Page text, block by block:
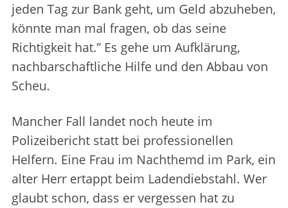
jeden Tag zur Bank geht, um Geld abzuheben,
könnte man mal fragen, ob das seine
Richtigkeit hat.” Es gehe um Aufklärung,
nachbarschaftliche Hilfe und den Abbau von
Scheu.
Mancher Fall landet noch heute im
Polizeibericht statt bei professionellen
Helfern. Eine Frau im Nachthemd im Park, ein
alter Herr ertappt beim Ladendiebstahl. Wer
glaubt schon, dass er vergessen hat zu